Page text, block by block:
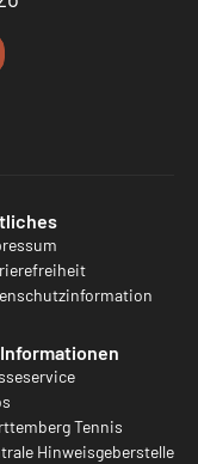
Tennis
Hinweisgeberstelle